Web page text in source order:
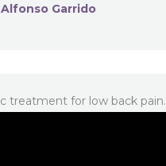
Alfonso Garrido
treatment for low back pain.